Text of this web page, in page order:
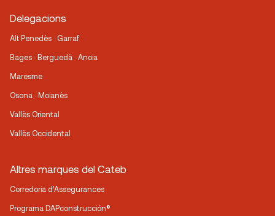
Delegacions
Alt Penedès · Garraf
Bages · Berguedà · Anoia
Maresme
Osona · Moianès
Vallès Oriental
Vallès Occidental
Altres marques del Cateb
Corredoria d’Assegurances
Programa DAPconstrucción®